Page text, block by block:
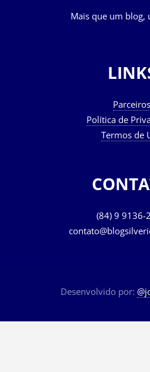
Mais que um blog,
Parceiros
Política de
Termos de
(84) 9 9136-
Desenvolvido por: